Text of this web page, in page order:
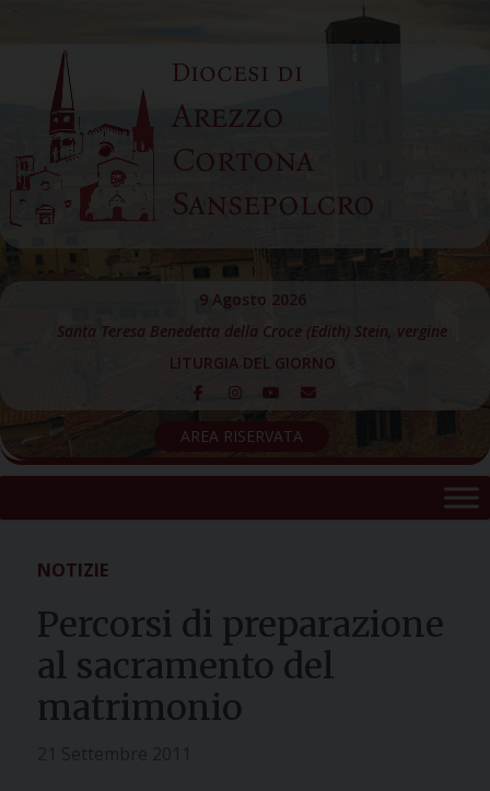
content
Diocesi di
Arezzo
Cortona
Sansepolcro
9 Agosto 2026
Santa Teresa Benedetta della Croce (Edith) Stein, vergine
LITURGIA DEL GIORNO
AREA RISERVATA
NOTIZIE
Percorsi di preparazione
al sacramento del
matrimonio